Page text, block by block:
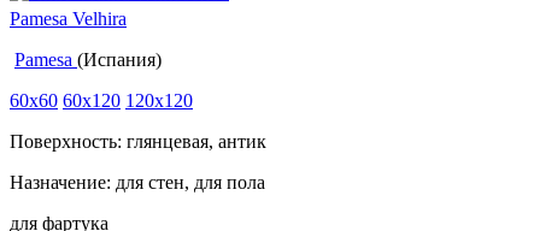
Pamesa Velhira
Pamesa (Испания)
60x60 60x120 120x120
Поверхность: глянцевая, антик
Назначение: для стен, для пола
для фартука